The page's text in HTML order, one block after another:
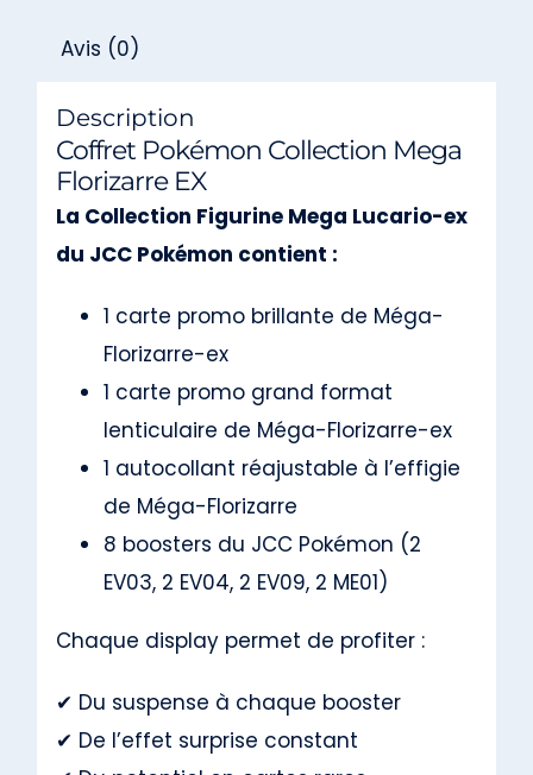
Avis (0)
Description
Coffret Pokémon Collection Mega
Florizarre EX
La Collection Figurine Mega Lucario-ex
du JCC Pokémon contient :
1 carte promo brillante de Méga-
Florizarre-ex
1 carte promo grand format
lenticulaire de Méga-Florizarre-ex
1 autocollant réajustable à l’effigie
de Méga-Florizarre
8 boosters du JCC Pokémon (2
EV03, 2 EV04, 2 EV09, 2 ME01)
Chaque display permet de profiter :
✔ Du suspense à chaque booster
✔ De l’effet surprise constant